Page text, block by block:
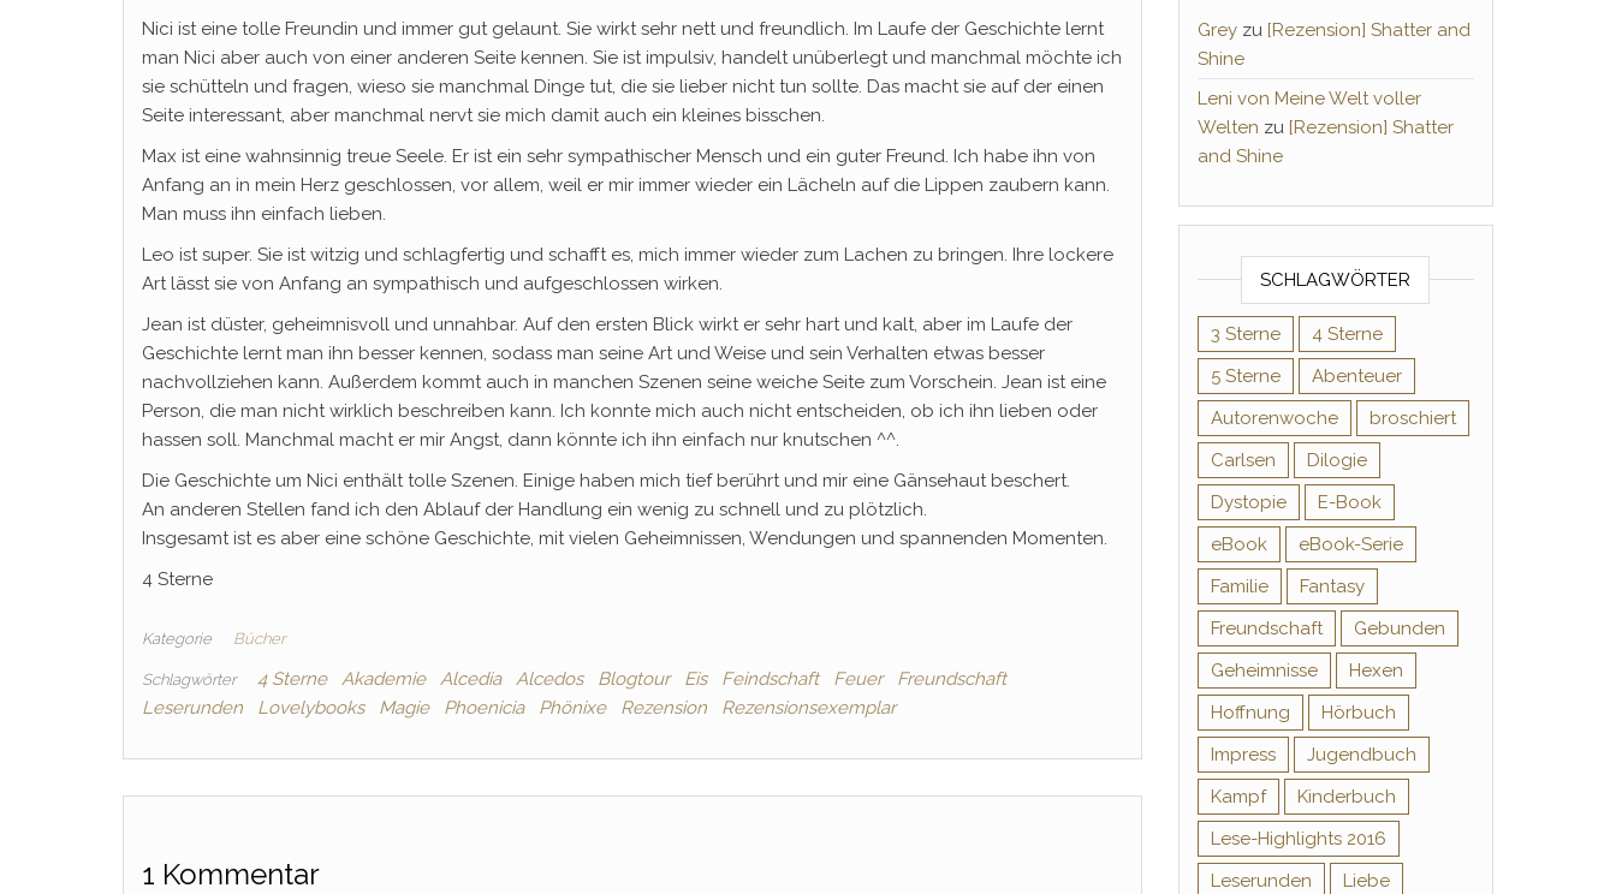
Nici ist eine tolle Freundin und immer gut gelaunt. Sie wirkt sehr nett und freundlich. Im Laufe der Geschichte lernt
man Nici aber auch von einer anderen Seite kennen. Sie ist impulsiv, handelt unüberlegt und manchmal möchte ich
sie schütteln und fragen, wieso sie manchmal Dinge tut, die sie lieber nicht tun sollte. Das macht sie auf der einen
Seite interessant, aber manchmal nervt sie mich damit auch ein kleines bisschen.
Max ist eine wahnsinnig treue Seele. Er ist ein sehr sympathischer Mensch und ein guter Freund. Ich habe ihn von
Anfang an in mein Herz geschlossen, vor allem, weil er mir immer wieder ein Lächeln auf die Lippen zaubern kann.
Man muss ihn einfach lieben.
Leo ist super. Sie ist witzig und schlagfertig und schafft es, mich immer wieder zum Lachen zu bringen. Ihre lockere
Art lässt sie von Anfang an sympathisch und aufgeschlossen wirken.
Jean ist düster, geheimnisvoll und unnahbar. Auf den ersten Blick wirkt er sehr hart und kalt, aber im Laufe der
Geschichte lernt man ihn besser kennen, sodass man seine Art und Weise und sein Verhalten etwas besser
nachvollziehen kann. Außerdem kommt auch in manchen Szenen seine weiche Seite zum Vorschein. Jean ist eine
Person, die man nicht wirklich beschreiben kann. Ich konnte mich auch nicht entscheiden, ob ich ihn lieben oder
hassen soll. Manchmal macht er mir Angst, dann könnte ich ihn einfach nur knutschen ^^.
Die Geschichte um Nici enthält tolle Szenen. Einige haben mich tief berührt und mir eine Gänsehaut beschert.
An anderen Stellen fand ich den Ablauf der Handlung ein wenig zu schnell und zu plötzlich.
Insgesamt ist es aber eine schöne Geschichte, mit vielen Geheimnissen, Wendungen und spannenden Momenten.
4 Sterne
Kategorie Bücher
Schlagwörter 4 Sterne Akademie Alcedia Alcedos Blogtour Eis Feindschaft Feuer
Freundschaft
Leserunden
Lovelybooks Magie Phoenicia Phönixe Rezension Rezensionsexemplar
1 Kommentar
Greyzu [Rezension] Shatter and
Shine
Leni von Meine Welt voller
Welten zu [Rezension] Shatter
and Shine
SCHLAGWÖRTER
3 Sterne
4 Sterne
5 Sterne
Abenteuer
Autorenwoche
broschiert
Carlsen
Dilogie
Dystopie
E-Book
eBook
eBook-Serie
Familie
Fantasy
Freundschaft
Gebunden
Geheimnisse
Hexen
Hoffnung
Hörbuch
Impress
Jugendbuch
Kampf
Kinderbuch
Lese-Highlights 2016
Leserunden
Liebe